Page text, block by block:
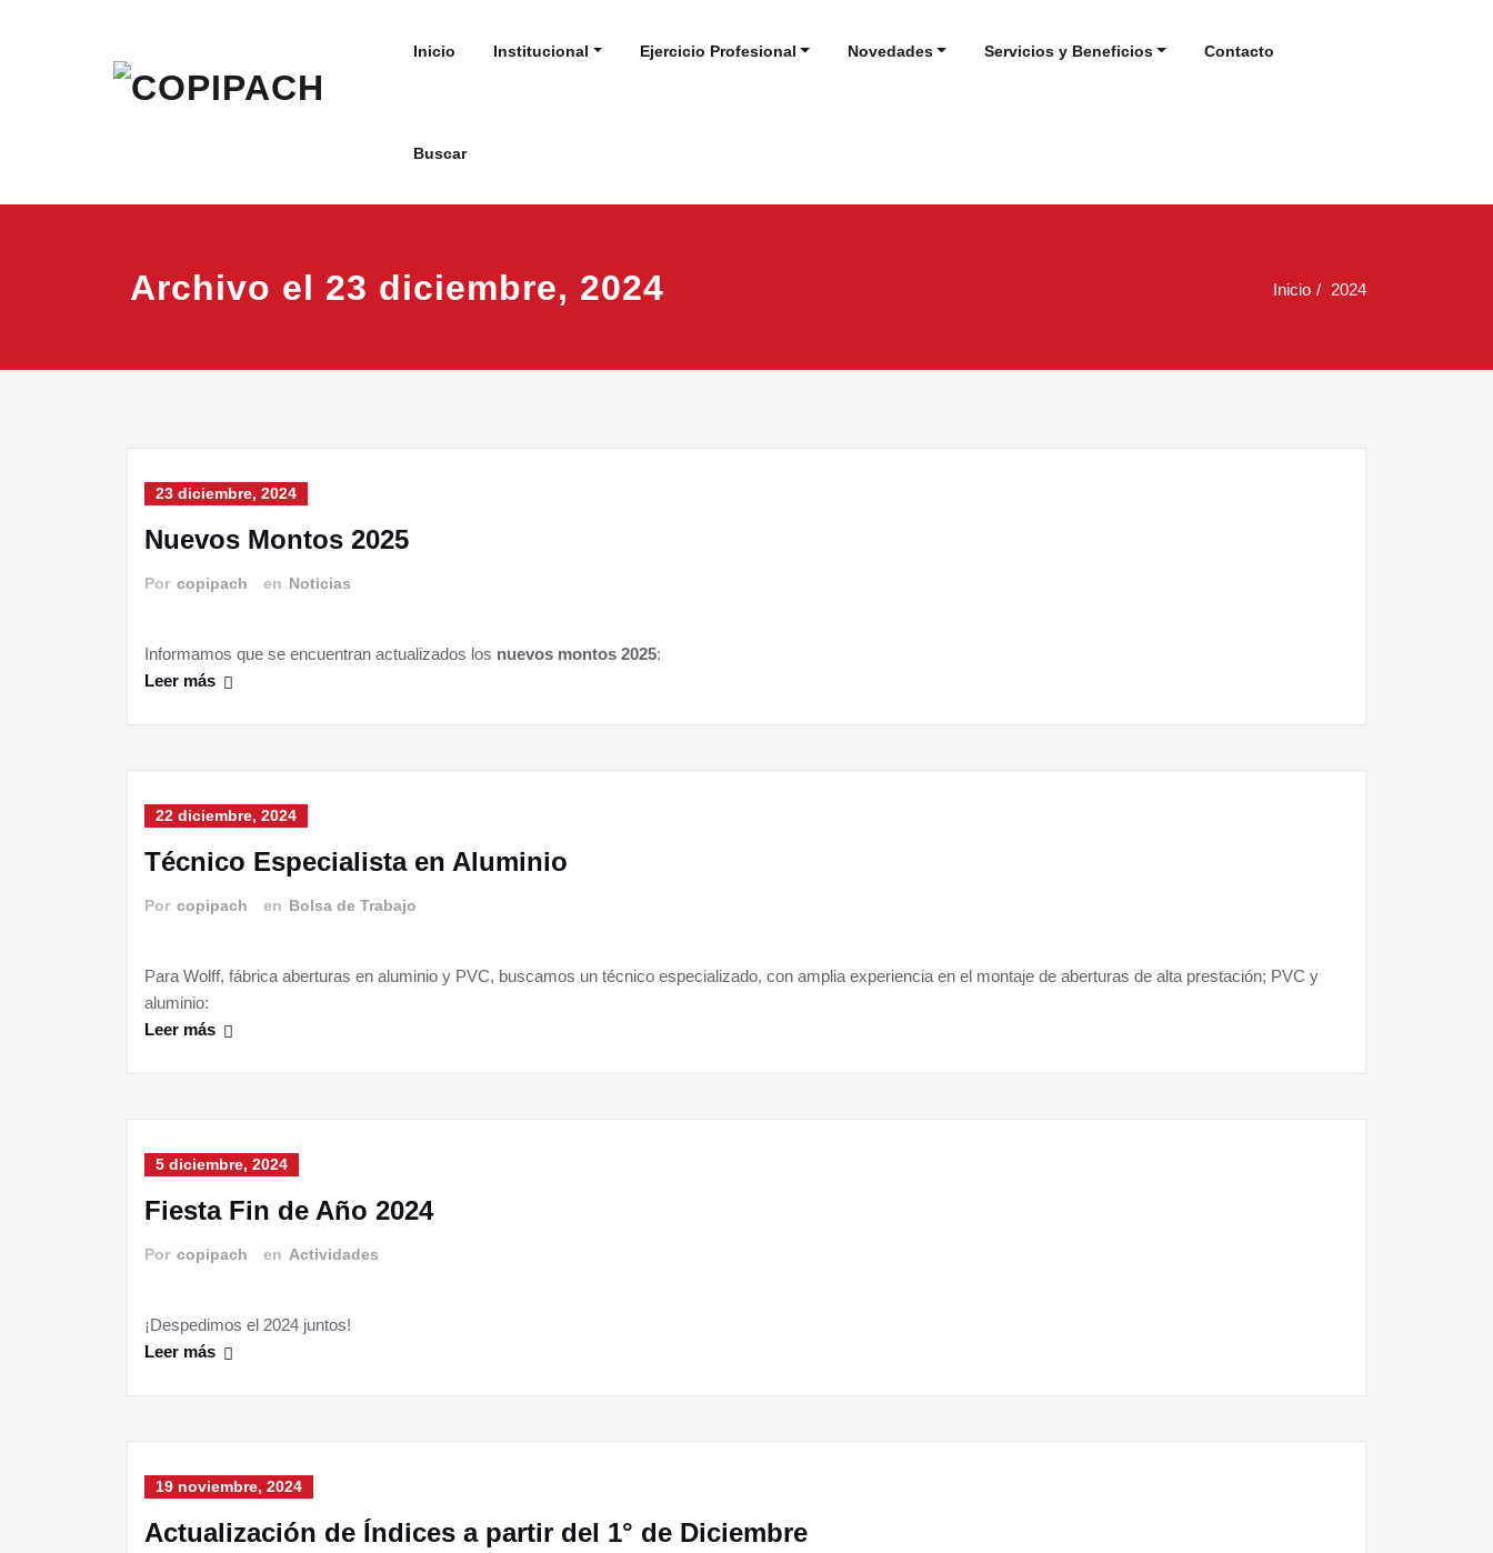
Inicio Institucional Ejercicio Profesional Novedades Servicios y Beneficios Contacto
Buscar
Archivo el 23 diciembre, 2024 Inicio 2024
23 diciembre, 2024
Nuevos Montos 2025
Por copipach en Noticias
Informamos que se encuentran actualizados los nuevos montos 2025:
Leer más
22 diciembre, 2024
Técnico Especialista en Aluminio
Por copipach en Bolsa de Trabajo
Para Wolff, fábrica aberturas en aluminio y PVC, buscamos un técnico especializado, con amplia experiencia en el montaje de aberturas de alta prestación; PVC y
aluminio:
Leer más
5 diciembre, 2024
Fiesta Fin de Año 2024
Por copipach en Actividades
¡Despedimos el 2024 juntos!
Leer más
19 noviembre, 2024
Actualización de Índices a partir del 1° de Diciembre